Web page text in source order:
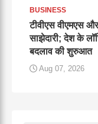
BUSINESS
टीवीएस वीएमएस
साझेदारी; देश के
बदलाव की शुरुआत
Aug 07, 2026